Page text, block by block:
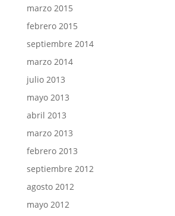
marzo 2015
febrero 2015
septiembre 2014
marzo 2014
julio 2013
mayo 2013
abril 2013
marzo 2013
febrero 2013
septiembre 2012
agosto 2012
mayo 2012